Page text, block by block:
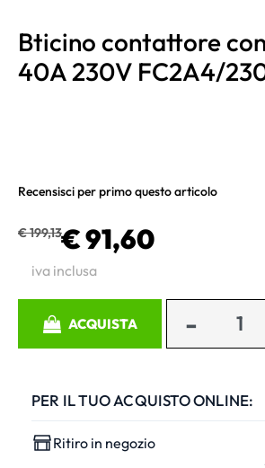
Bticino contattore
40A 230V FC2A4/
Recensisci per primo questo articolo
€ 199,13€ 91,60
iva inclusa
ACQUISTA
PER IL TUO ACQUISTO ONLINE:
Ritiro in negozio